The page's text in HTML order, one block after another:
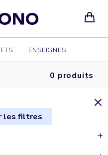
ENSEIGNES
0 produits
les filtres